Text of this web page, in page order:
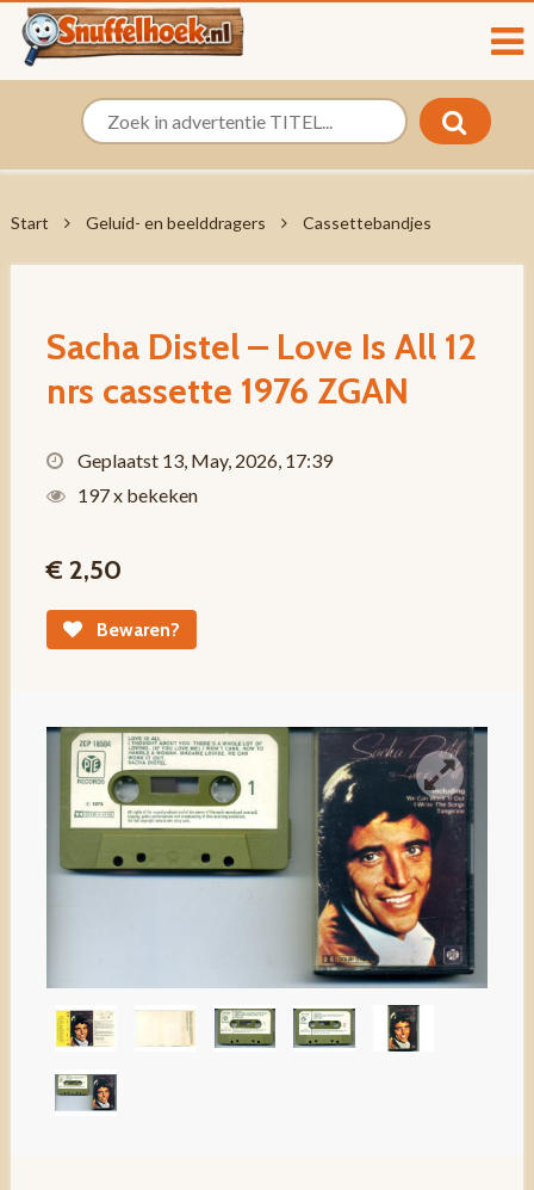
Start Geluid- en beelddragers Cassettebandjes
Sacha Distel – Love Is All 12
nrs cassette 1976 ZGAN
Geplaatst 13, May, 2026, 17:39
197 x bekeken
€ 2,50
Bewaren?